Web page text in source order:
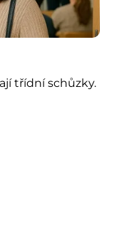
třídní schůzky.